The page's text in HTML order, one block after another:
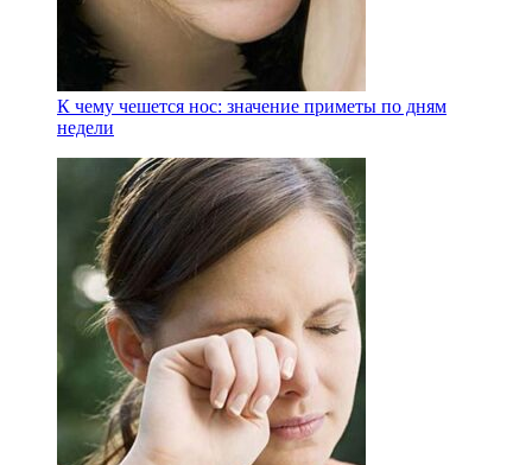
К чему чешется нос: значение приметы по дням
недели